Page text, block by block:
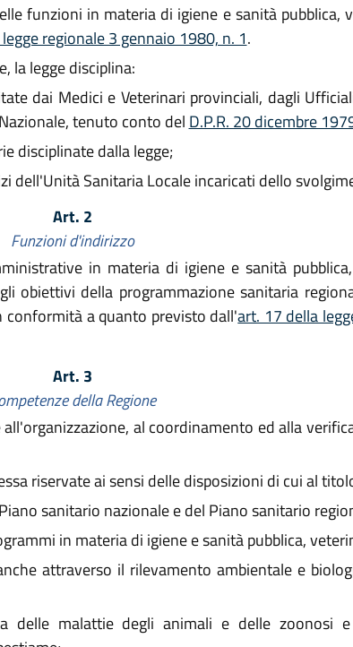
funzioni in materia di igiene e sanità pubblica,
regionale 3 gennaio 1980, n. 1.
la legge disciplina:
dai Medici e Veterinari provinciali, dagli
tenuto conto del D.P.R. 20 dicembre
disciplinate dalla legge;
dell'Unità Sanitaria Locale incaricati dello
Art. 2
Funzioni d'indirizzo
in materia di igiene e sanità
obiettivi della programmazione sanitaria
conformità a quanto previsto dall'art. 17 della
Art. 3
della Regione
al coordinamento ed alla
riservate ai sensi delle disposizioni di cui al
sanitario nazionale e del Piano sanitario
in materia di igiene e sanità pubblica,
attraverso il rilevamento ambientale e
delle malattie degli animali e delle zoonosi